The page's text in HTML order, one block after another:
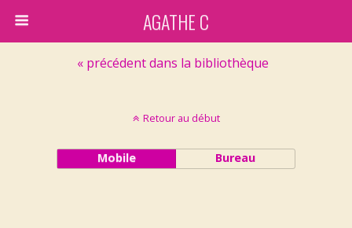
AGATHE C
« précédent dans la bibliothèque
Retour au début
Mobile Bureau